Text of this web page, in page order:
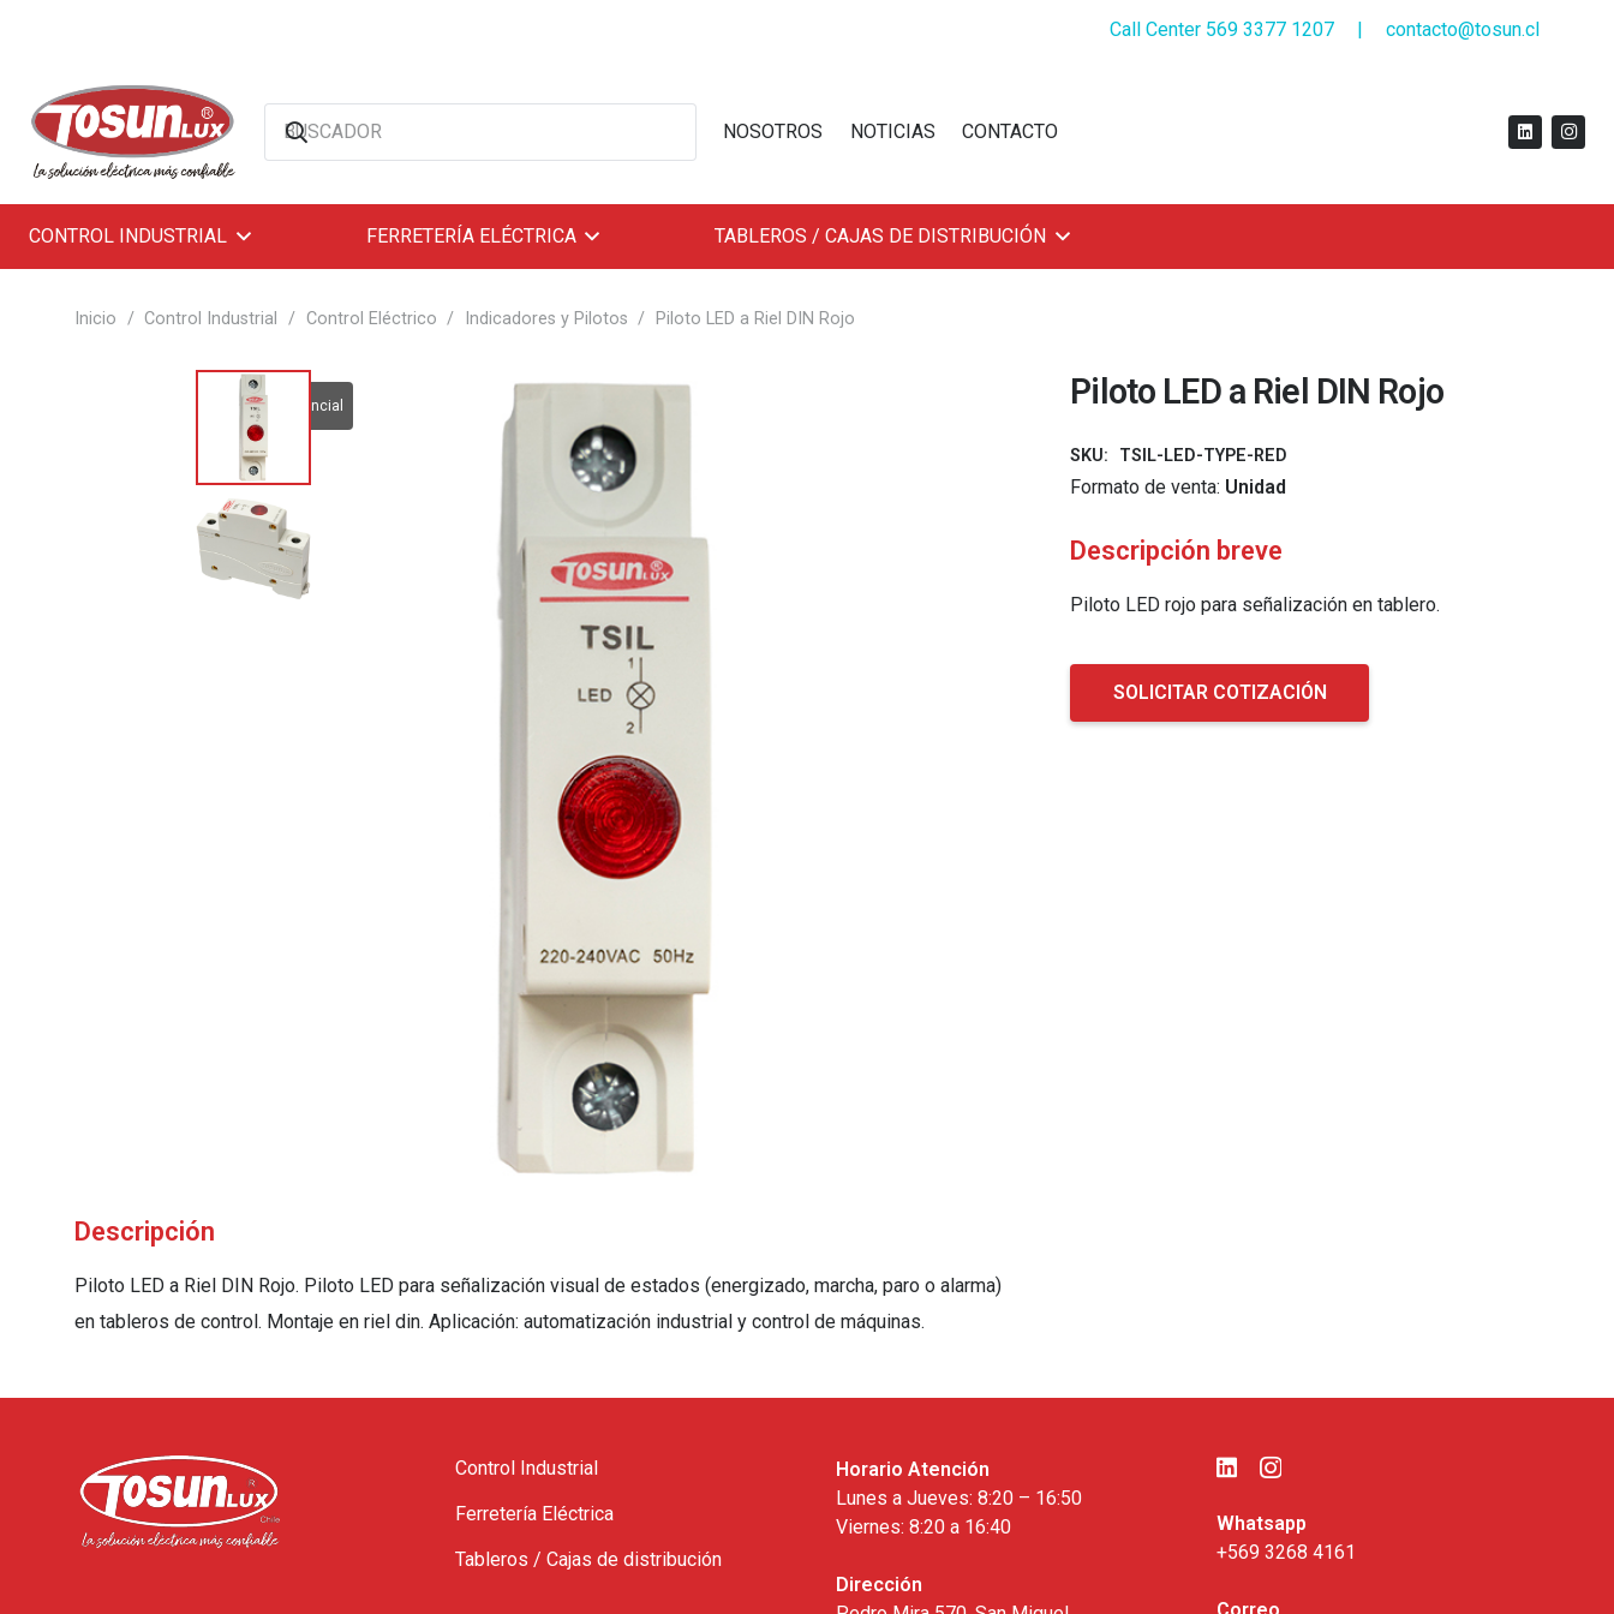
Call Center 569 3377 1207 | contacto@tosun.cl
NOSOTROS NOTICIAS CONTACTO
CONTROL INDUSTRIAL FERRETERÍA ELÉCTRICA TABLEROS / CAJAS DE DISTRIBUCIÓN
Inicio / Control Industrial / Control Eléctrico / Indicadores y Pilotos / Piloto LED a Riel DIN Rojo
Descripción
Piloto LED a Riel DIN Rojo. Piloto LED para señalización visual de estados (energizado, marcha, paro o alarma)
en tableros de control. Montaje en riel din. Aplicación: automatización industrial y control de máquinas.
Piloto LED a Riel DIN Rojo
SKU: TSIL-LED-TYPE-RED
Formato de venta: Unidad
Descripción breve
Piloto LED rojo para señalización en tablero.
SOLICITAR COTIZACIÓN
Control Industrial
Ferretería Eléctrica
Tableros / Cajas de distribución
Horario Atención
Lunes a Jueves: 8:20 – 16:50
Viernes: 8:20 a 16:40
Dirección
Whatsapp
+569 3268 4161